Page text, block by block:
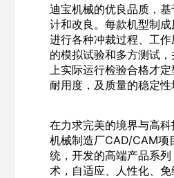
迪宝机械的优良品质，
计和改良。每款机型制
进行各种冲裁过程、工
的模拟试验和多方测试
上实际运行检验合格才定
耐用度，及质量的稳定性
在力求完美的境界与高
机械制造厂CAD/CAM
统，开发的高端产品系
术，自适应、人性化、